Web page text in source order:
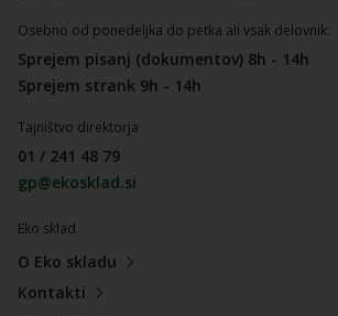
Osebno od ponedeljka do petka ali vsak delovnik:
Sprejem pisanj (dokumentov) 8h - 14h
Sprejem strank 9h - 14h
Tajništvo direktorja
01 / 241 48 79
gp@ekosklad.si
Eko sklad
O Eko skladu
Kontakti